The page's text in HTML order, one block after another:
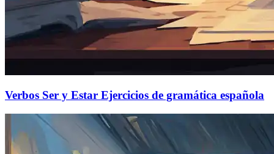
Verbos Ser y Estar Ejercicios de gramática española